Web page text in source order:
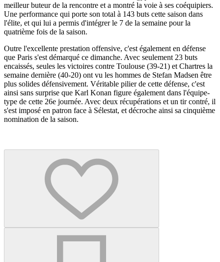
meilleur buteur de la rencontre et a montré la voie à ses coéquipiers.
Une performance qui porte son total à 143 buts cette saison dans
l'élite, et qui lui a permis d'intégrer le 7 de la semaine pour la
quatrième fois de la saison.
Outre l'excellente prestation offensive, c'est également en défense
que Paris s'est démarqué ce dimanche. Avec seulement 23 buts
encaissés, seules les victoires contre Toulouse (39-21) et Chartres la
semaine dernière (40-20) ont vu les hommes de Stefan Madsen être
plus solides défensivement. Véritable pilier de cette défense, c'est
ainsi sans surprise que Karl Konan figure également dans l'équipe-
type de cette 26e journée. Avec deux récupérations et un tir contré, il
s'est imposé en patron face à Sélestat, et décroche ainsi sa cinquième
nomination de la saison.